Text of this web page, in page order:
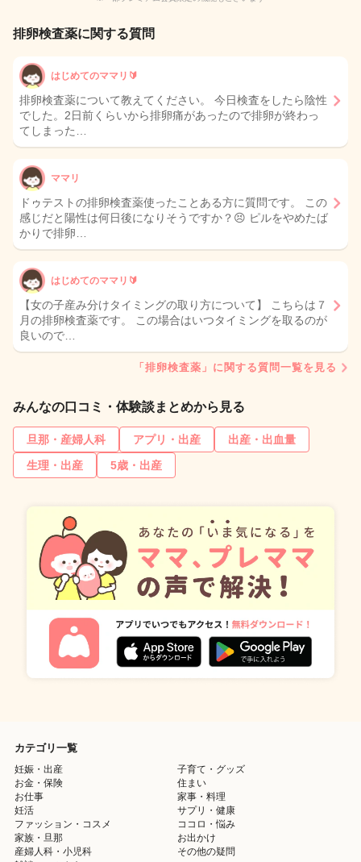
排卵検査薬に関する質問
はじめてのママリ🔰
排卵検査薬について教えてください。 今日検査をしたら陰性
でした。2日前くらいから排卵痛があったので排卵が終わっ
てしまった…
ママリ
ドゥテストの排卵検査薬使ったことある方に質問です。 この
感じだと陽性は何日後になりそうですか？😣 ピルをやめたば
かりで排卵…
はじめてのママリ🔰
【女の子産み分けタイミングの取り方について】 こちらは７
月の排卵検査薬です。 この場合はいつタイミングを取るのが
良いので…
「排卵検査薬」に関する質問一覧を見る
みんなの口コミ・体験談まとめから見る
旦那・産婦人科 アプリ・出産
出産・出血量
生理・出産
5歳・出産
カテゴリ一覧
妊娠・出産
子育て・グッズ
お金・保険
住まい
お仕事
家事・料理
妊活
サプリ・健康
ファッション・コスメ
ココロ・悩み
家族・旦那
お出かけ
産婦人科・小児科
その他の疑問